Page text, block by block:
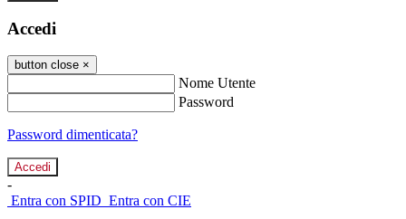
Accedi
button close ×
Nome Utente
Password
Password dimenticata?
-
Entra con SPID Entra con CIE